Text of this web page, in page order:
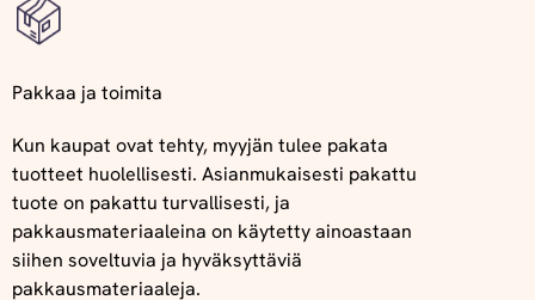
Pakkaa ja toimita
Kun kaupat ovat tehty, myyjän tulee pakata
tuotteet huolellisesti. Asianmukaisesti pakattu
tuote on pakattu turvallisesti, ja
pakkausmateriaaleina on käytetty ainoastaan
siihen soveltuvia ja hyväksyttäviä
pakkausmateriaaleja.